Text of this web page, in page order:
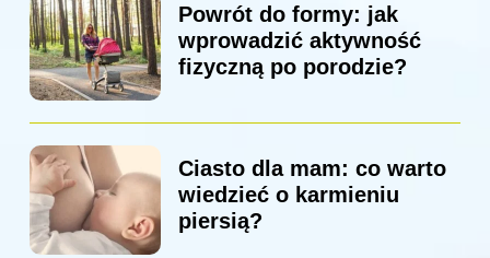
Powrót do formy: jak
wprowadzić aktywność
fizyczną po porodzie?
Ciasto dla mam: co warto
wiedzieć o karmieniu
piersią?